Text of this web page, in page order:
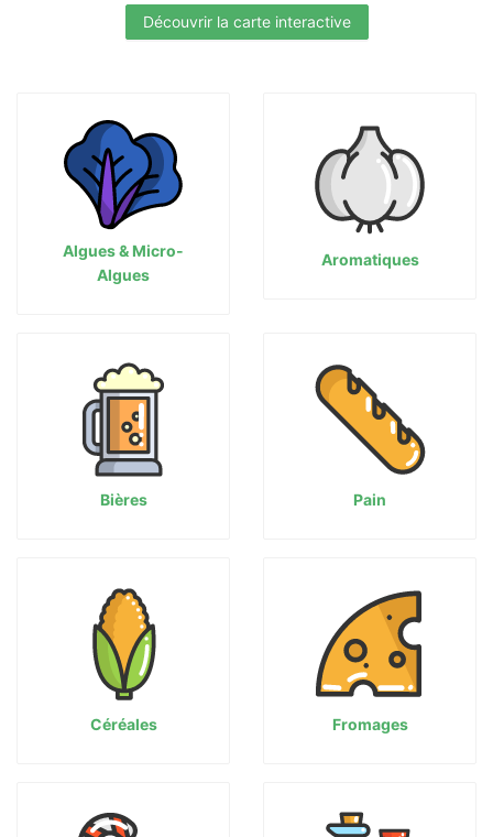
Découvrir la carte interactive
Algues & Micro-
Algues
Aromatiques
Bières Pain
Céréales Fromages